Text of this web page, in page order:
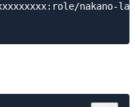
nakano-